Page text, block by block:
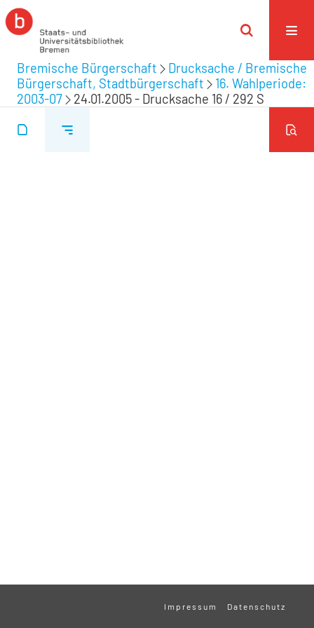
Bremische Bürgerschaft
Drucksache / Bremische
Bürgerschaft, Stadtbürgerschaft
16. Wahlperiode:
2003-07
24.01.2005 - Drucksache 16 / 292 S
Impressum Datenschutz